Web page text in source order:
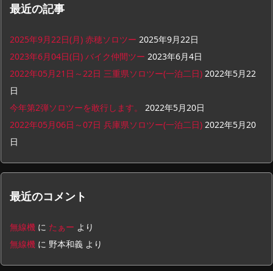
最近の記事
2025年9月22日(月) 赤穂ソロツー 2025年9月22日
2023年6月04日(日) バイク仲間ツー 2023年6月4日
2022年05月21日～22日 三重県ソロツー(一泊二日) 2022年5月22
日
今年第2弾ソロツーを敢行します。
2022年5月20日
2022年05月06日～07日 兵庫県ソロツー(一泊二日) 2022年5月20
日
最近のコメント
無線機 に たぁー より
無線機 に 野本和義 より